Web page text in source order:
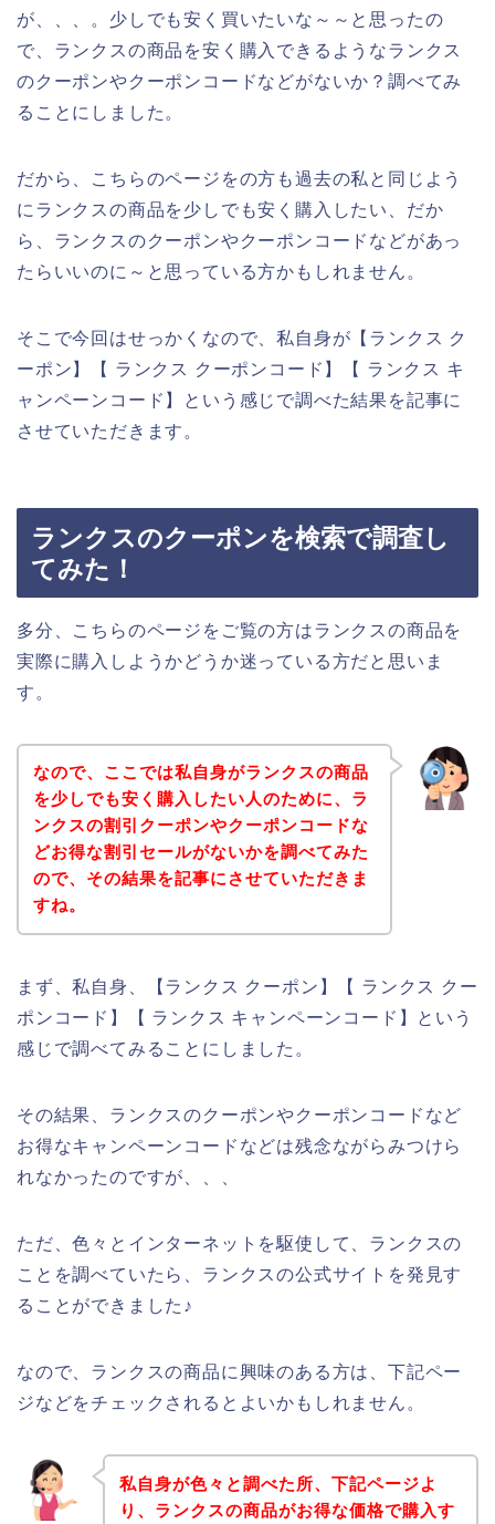
が、、、。少しでも安く買いたいな～～と思ったの
で、ランクスの商品を安く購入できるようなランクス
のクーポンやクーポンコードなどがないか？調べてみ
ることにしました。
だから、こちらのページをの方も過去の私と同じよう
にランクスの商品を少しでも安く購入したい、だか
ら、ランクスのクーポンやクーポンコードなどがあっ
たらいいのに～と思っている方かもしれません。
そこで今回はせっかくなので、私自身が【ランクス ク
ーポン】【 ランクス クーポンコード】【 ランクス キ
ャンペーンコード】という感じで調べた結果を記事に
させていただきます。
ランクスのクーポンを検索で調査し
てみた！
多分、こちらのページをご覧の方はランクスの商品を
実際に購入しようかどうか迷っている方だと思いま
す。
なので、ここでは私自身がランクスの商品
を少しでも安く購入したい人のために、ラ
ンクスの割引クーポンやクーポンコードな
どお得な割引セールがないかを調べてみた
ので、その結果を記事にさせていただきま
すね。
まず、私自身、【ランクス クーポン】【 ランクス クー
ポンコード】【 ランクス キャンペーンコード】という
感じで調べてみることにしました。
その結果、ランクスのクーポンやクーポンコードなど
お得なキャンペーンコードなどは残念ながらみつけら
れなかったのですが、、、
ただ、色々とインターネットを駆使して、ランクスの
ことを調べていたら、ランクスの公式サイトを発見す
ることができました♪
なので、ランクスの商品に興味のある方は、下記ペー
ジなどをチェックされるとよいかもしれません。
私自身が色々と調べた所、下記ページよ
り、ランクスの商品がお得な価格で購入す